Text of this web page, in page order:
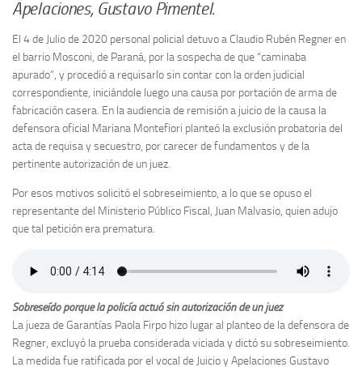
Apelaciones, Gustavo Pimentel.
El 4 de Julio de 2020 personal policial detuvo a Claudio Rubén Regner en
el barrio Mosconi, de Paraná, por la sospecha de que “caminaba
apurado”, y procedió a requisarlo sin contar con la orden judicial
correspondiente, iniciándole luego una causa por portación de arma de
fabricación casera. En la audiencia de remisión a juicio de la causa la
defensora oficial Mariana Montefiori planteó la exclusión probatoria del
acta de requisa y secuestro, por carecer de fundamentos y de la
pertinente autorización de un juez.
Por esos motivos solicitó el sobreseimiento, a lo que se opuso el
representante del Ministerio Público Fiscal, Juan Malvasio, quien adujo
que tal petición era prematura.
Sobreseído porque la policía actuó sin autorización de un juez
La jueza de Garantías Paola Firpo hizo lugar al planteo de la defensora de
Regner, excluyó la prueba considerada viciada y dictó su sobreseimiento.
La medida fue ratificada por el vocal de Juicio y Apelaciones Gustavo